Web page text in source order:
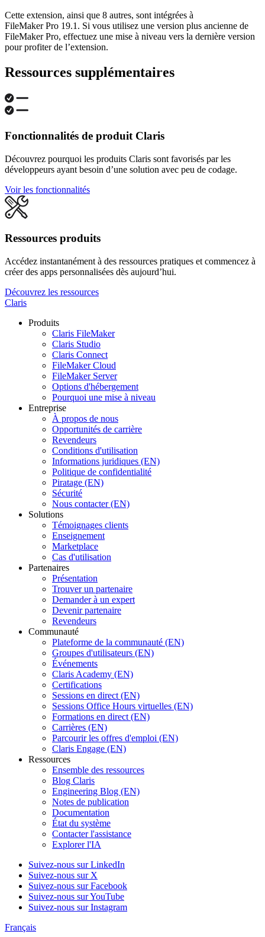
Cette extension, ainsi que 8 autres, sont intégrées à
FileMaker Pro 19.1. Si vous utilisez une version plus ancienne de
FileMaker Pro, effectuez une mise à niveau vers la dernière version
pour profiter de l’extension.
Ressources supplémentaires
Fonctionnalités de produit Claris
Découvrez pourquoi les produits Claris sont favorisés par les
développeurs ayant besoin d’une solution avec peu de codage.
Voir les fonctionnalités
Ressources produits
Accédez instantanément à des ressources pratiques et commencez à
créer des apps personnalisées dès aujourd’hui.
Découvrez les ressources
Claris
Produits
Claris FileMaker
Claris Studio
Claris Connect
FileMaker Cloud
FileMaker Server
Options d'hébergement
Pourquoi une mise à niveau
Entreprise
À propos de nous
Opportunités de carrière
Revendeurs
Conditions d'utilisation
Informations juridiques (EN)
Politique de confidentialité
Piratage (EN)
Sécurité
Nous contacter (EN)
Solutions
Témoignages clients
Enseignement
Marketplace
Cas d'utilisation
Partenaires
Présentation
Trouver un partenaire
Demander à un expert
Devenir partenaire
Revendeurs
Communauté
Plateforme de la communauté (EN)
Groupes d'utilisateurs (EN)
Événements
Claris Academy (EN)
Certifications
Sessions en direct (EN)
Sessions Office Hours virtuelles (EN)
Formations en direct (EN)
Carrières (EN)
Parcourir les offres d'emploi (EN)
Claris Engage (EN)
Ressources
Ensemble des ressources
Blog Claris
Engineering Blog (EN)
Notes de publication
Documentation
État du système
Contacter l'assistance
Explorer l'IA
Suivez-nous sur LinkedIn
Suivez-nous sur X
Suivez-nous sur Facebook
Suivez-nous sur YouTube
Suivez-nous sur Instagram
Français